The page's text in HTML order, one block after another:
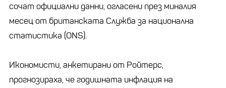
сочат официални данни, огласени през миналия
месец от британската Служба за национална
статистика (ONS).
Икономисти, анкетирани от Ройтерс,
прогнозираха, че годишната инфлация на